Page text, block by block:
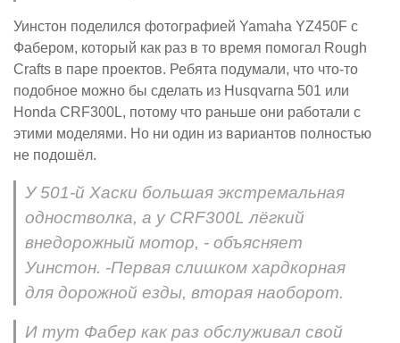
Уинстон поделился фотографией Yamaha YZ450F с
Фабером, который как раз в то время помогал Rough
Crafts в паре проектов. Ребята подумали, что что-то
подобное можно бы сделать из Husqvarna 501 или
Honda CRF300L, потому что раньше они работали с
этими моделями. Но ни один из вариантов полностью
не подошёл.
У 501-й Хаски большая экстремальная
одностволка, а у CRF300L лёгкий
внедорожный мотор, - объясняет
Уинстон. -Первая слишком хардкорная
для дорожной езды, вторая наоборот.
И тут Фабер как раз обслуживал свой